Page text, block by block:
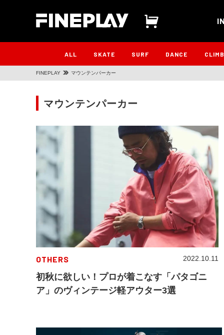
ALL SKATE SURF DANCE CLIMB
FINEPLAY マウンテンパーカー
マウンテンパーカー
OTHERS
初秋に欲しい！プロが着こなす「パタゴニ
ア」のヴィンテージ軽アウター3選
2022.10.11